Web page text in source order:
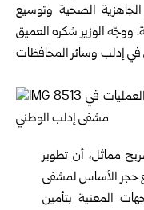
الجاهزية الصحية وتوسيع
الوزير شكره العميق
إدلب وسائر المحافظات
مماثل، أن تطوير
حجر الأساس لمشفى
المعنية بتأمين